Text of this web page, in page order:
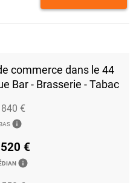
commerce dans le 44
Bar - Brasserie - Tabac
€
info
€
info